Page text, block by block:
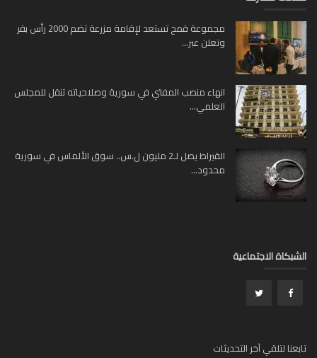
مجموعة قمح تستعد لإقامة مزرعة تضم 2000 رأس بقر
وتعلن عبر...
انهاء منصب المفتي في سورية وصلاحياته تنقل للمجلس
العلمي...
القيراط يصل لـ2 مليون ل.س.. سوق الألماس في سورية
محدود...
الاجتماعية
لتلقي آخر التحديثات